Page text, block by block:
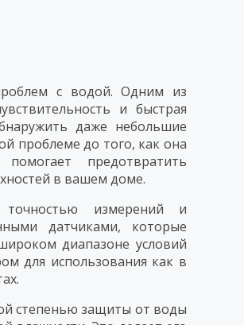
с водой. Одним из
и быстрая
даже небольшие
проблеме до того, как она
предотвратить
в вашем доме.
измерений и
датчиками, которые
диапазоне условий
для использования как в
степенью защиты от воды